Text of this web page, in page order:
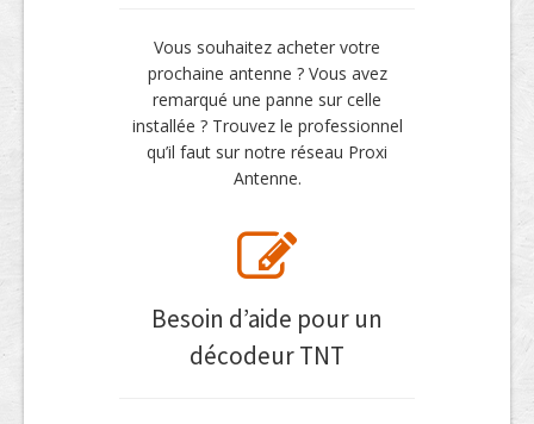
Vous souhaitez acheter votre
prochaine antenne ? Vous avez
remarqué une panne sur celle
installée ? Trouvez le professionnel
qu’il faut sur notre réseau Proxi
Antenne.
Besoin d’aide pour un
décodeur TNT